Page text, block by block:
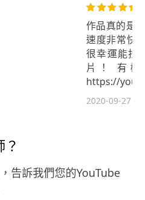
作品真的是
速度非常快
很幸運能找
片！ 有機
https://
2020-09-27
？
告訴我們您的YouTube